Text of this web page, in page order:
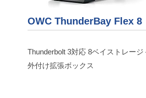
OWC ThunderBay Flex 8
Thunderbolt 3対応 8ベイストレー
外付け拡張ボックス